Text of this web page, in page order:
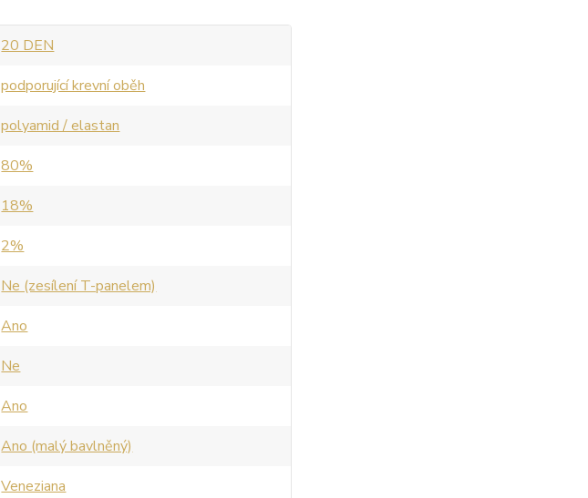
20 DEN
podporující krevní oběh
polyamid / elastan
80%
18%
2%
Ne (zesílení T-panelem)
Ano
Ne
Ano
Ano (malý bavlněný)
Veneziana